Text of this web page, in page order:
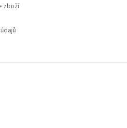
zboží